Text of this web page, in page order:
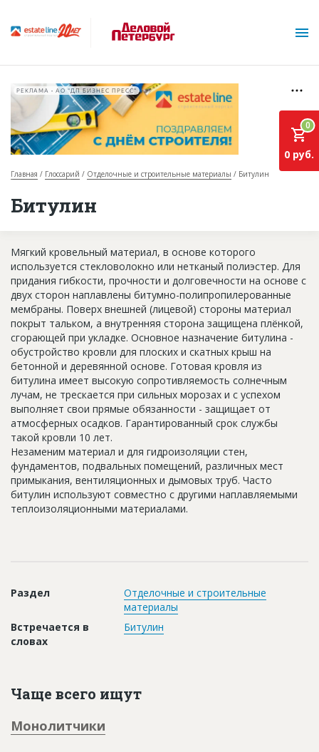
О проекте
База строящихся объектов
Инвестпроекты
Глоссарий
Новости
Платные услуги
Пресс-релизы
Правила работы
Контакты
Личный кабинет
РЕКЛАМА • АО "ДП БИЗНЕС ПРЕСС"
Главная Глоссарий Отделочные и строительные материалы Битулин
Битулин
0
0 руб.
Мягкий кровельный материал, в основе которого
используется стекловолокно или нетканый полиэстер. Для
придания гибкости, прочности и долговечности на основе с
двух сторон наплавлены битумно-полипропилерованные
мембраны. Поверх внешней (лицевой) стороны материал
покрыт тальком, а внутренняя сторона защищена плёнкой,
сгорающей при укладке. Основное назначение битулина -
обустройство кровли для плоских и скатных крыш на
бетонной и деревянной основе. Готовая кровля из
битулина имеет высокую сопротивляемость солнечным
лучам, не трескается при сильных морозах и с успехом
выполняет свои прямые обязанности - защищает от
атмосферных осадков. Гарантированный срок службы
такой кровли 10 лет.
Незаменим материал и для гидроизоляции стен,
фундаментов, подвальных помещений, различных мест
примыкания, вентиляционных и дымовых труб. Часто
битулин используют совместно с другими наплавляемыми
теплоизоляционными материалами.
Раздел
Отделочные и строительные
материалы
Встречается в
словах
Битулин
Чаще всего ищут
Монолитчики